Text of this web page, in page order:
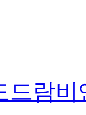
드람비